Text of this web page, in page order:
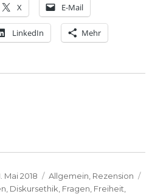
X E-Mail
LinkedIn Mehr
Mai 2018 Kategorien
Allgemein Rezension
Diskursethik Fragen Freiheit